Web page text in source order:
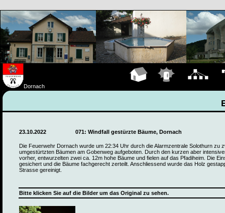
Dornach
23.10.2022 071: Windfall gestürzte Bäume, Dornach
Die Feuerwehr Dornach wurde um 22:34 Uhr durch die Alarmzentrale Solothurn zu
umgestürtzten Bäumen am Gobenweg aufgeboten. Durch den kurzen aber
vorher, entwurzelten zwei ca. 12m hohe Bäume und fielen auf das Pfadiheim. Die
gesichert und die Bäume fachgerecht zerteilt. Anschliessend wurde das Holz
Strasse gereinigt.
Bitte klicken Sie auf die Bilder um das Original zu sehen.